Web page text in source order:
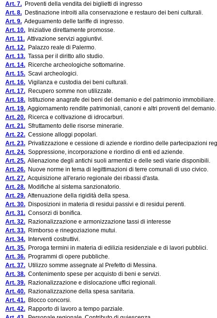
Art. 7. Proventi della vendita dei biglietti di ingresso
Art. 8. Destinazione introiti alla conservazione e restauro dei beni culturali.
Art. 9. Adeguamento delle tariffe di ingresso.
Art. 10. Iniziative direttamente promosse.
Art. 11. Attivazione servizi aggiuntivi.
Art. 12. Palazzo reale di Palermo.
Art. 13. Tassa per il diritto allo studio.
Art. 14. Ricerche archeologiche sottomarine.
Art. 15. Scavi archeologici.
Art. 16. Vigilanza e custodia dei beni culturali.
Art. 17. Recupero somme non utilizzate.
Art. 18. Istituzione anagrafe dei beni del demanio e del patrimonio immobiliare.
Art. 19. Aggiornamento rendite patrimoniali, canoni e altri proventi del demanio.
Art. 20. Ricerca e coltivazione di idrocarburi.
Art. 21. Sfruttamento delle risorse minerarie.
Art. 22. Cessione alloggi popolari.
Art. 23. Privatizzazione e cessione di aziende e riordino delle partecipazioni
Art. 24. Soppressione, incorporazione e riordino di enti ed aziende.
Art. 25. Alienazione degli antichi suoli armentizi e delle sedi viarie disponibili.
Art. 26. Nuove norme in tema di legittimazioni di terre comunali di uso civico.
Art. 27. Acquisizione all'erario regionale dei ribassi d'asta.
Art. 28. Modifiche al sistema sanzionatorio.
Art. 29. Attenuazione della rigidità della spesa.
Art. 30. Disposizioni in materia di residui passivi e di residui perenti.
Art. 31. Consorzi di bonifica.
Art. 32. Razionalizzazione e armonizzazione tassi di interesse
Art. 33. Rimborso e rinegoziazione mutui.
Art. 34. Interventi costruttivi.
Art. 35. Proroga termini in materia di edilizia residenziale e di lavori pubblici.
Art. 36. Programmi di opere pubbliche.
Art. 37. Utilizzo somme assegnate al Prefetto di Messina.
Art. 38. Contenimento spese per acquisto di beni e servizi.
Art. 39. Razionalizzazione e dislocazione uffici regionali.
Art. 40. Razionalizzazione della spesa sanitaria.
Art. 41. Blocco concorsi.
Art. 42. Rapporto di lavoro a tempo parziale.